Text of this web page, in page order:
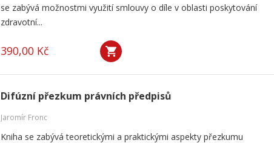
se zabývá možnostmi využití smlouvy o díle v oblasti poskytování
zdravotní...
390,00 Kč
Difúzní přezkum právních předpisů
Jaromír Fronc
Kniha se zabývá teoretickými a praktickými aspekty přezkumu